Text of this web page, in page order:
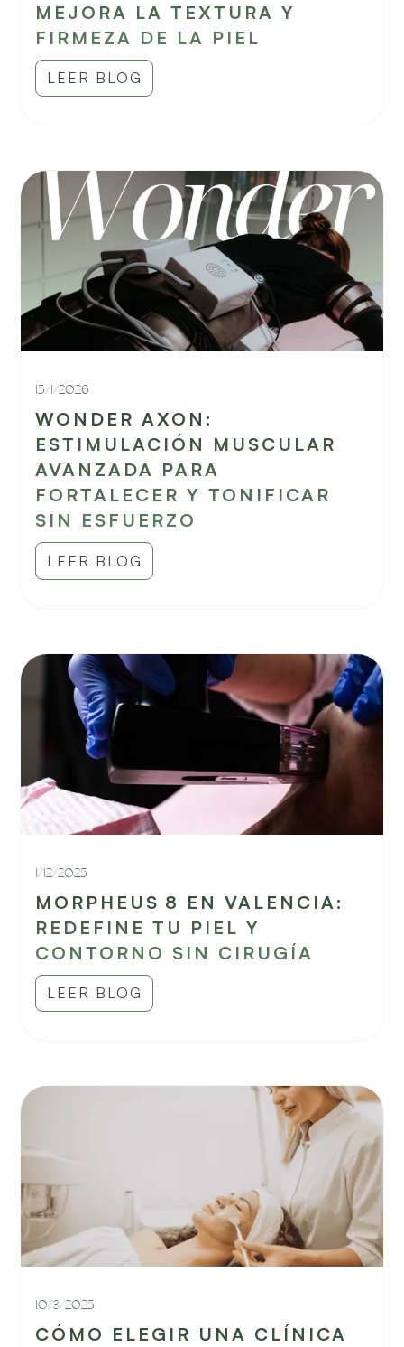
MEJORA LA TEXTURA Y
FIRMEZA DE LA PIEL
LEER BLOG
15/1/2026
WONDER AXON:
ESTIMULACIÓN MUSCULAR
AVANZADA PARA
FORTALECER Y TONIFICAR
SIN ESFUERZO
LEER BLOG
1/12/2025
MORPHEUS 8 EN VALENCIA:
REDEFINE TU PIEL Y
CONTORNO SIN CIRUGÍA
LEER BLOG
10/3/2025
CÓMO ELEGIR UNA CLÍNICA